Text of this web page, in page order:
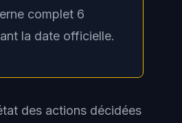
complet 6
la date officielle.
des actions décidées